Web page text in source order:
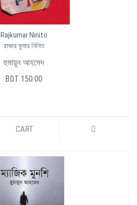
Rajkumar Ninito
রাজার কুমার নিনিত
হুমায়ূন আহমেদ
BDT 150.00
CART